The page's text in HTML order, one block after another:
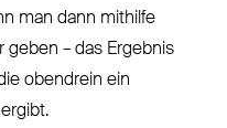
man dann mithilfe
geben – das Ergebnis
obendrein ein